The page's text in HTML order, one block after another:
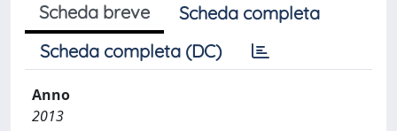
Scheda breve
Scheda completa
Scheda completa (DC)
Anno
2013